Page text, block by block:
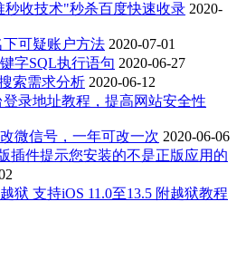
秒收技术"秒杀百度快速收录 2020-
可疑账户方法 2020-07-01
字SQL执行语句 2020-06-27
索需求分析 2020-06-12
登录地址教程，提高网站安全性
微信号，一年可改一次 2020-06-06
插件提示您安装的不是正版应用的
狱 支持iOS 11.0至13.5 附越狱教程